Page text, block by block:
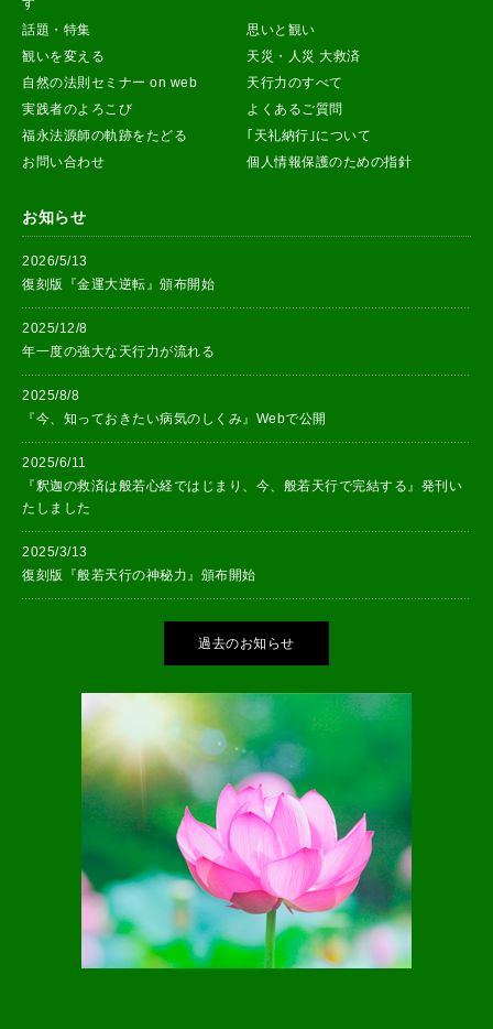
す
話題・特集
思いと観い
観いを変える
天災・人災 大救済
自然の法則セミナー on web
天行力のすべて
実践者のよろこび
よくあるご質問
福永法源師の軌跡をたどる
｢天礼納行｣について
お問い合わせ
個人情報保護のための指針
お知らせ
2026/5/13
復刻版『金運大逆転』頒布開始
2025/12/8
年一度の強大な天行力が流れる
2025/8/8
『今、知っておきたい病気のしくみ』Webで公開
2025/6/11
『釈迦の救済は般若心経ではじまり、今、般若天行で完結する』発刊い
たしました
2025/3/13
復刻版『般若天行の神秘力』頒布開始
過去のお知らせ